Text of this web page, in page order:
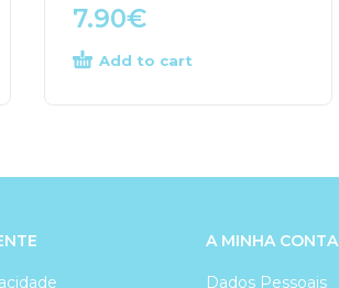
7.90€
Add to cart
A MINHA CONTA
Dados Pessoais